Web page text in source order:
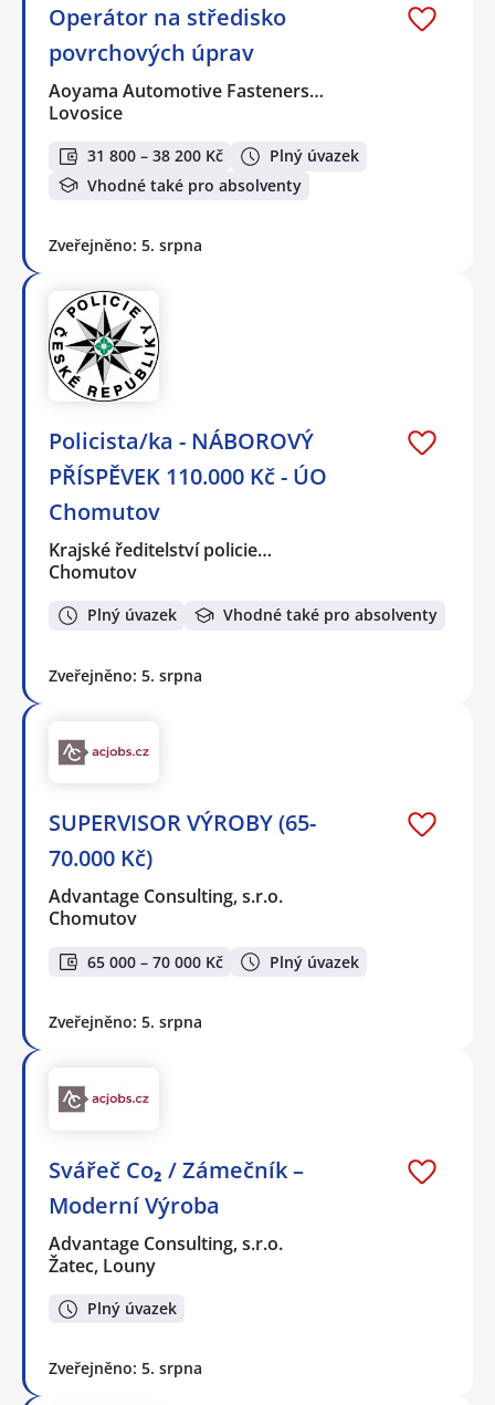
Operátor na středisko
povrchových úprav
Aoyama Automotive Fasteners…
Lovosice
31 800 – 38 200 Kč
Plný úvazek
Vhodné také pro absolventy
Zveřejněno: 5. srpna
Policista/ka - NÁBOROVÝ
PŘÍSPĚVEK 110.000 Kč - ÚO
Chomutov
Krajské ředitelství policie…
Chomutov
Plný úvazek Vhodné také pro absolventy
Zveřejněno: 5. srpna
SUPERVISOR VÝROBY (65-
70.000 Kč)
Advantage Consulting, s.r.o.
Chomutov
65 000 – 70 000 Kč Plný úvazek
Zveřejněno: 5. srpna
Svářeč Co₂ / Zámečník –
Moderní Výroba
Advantage Consulting, s.r.o.
Žatec, Louny
Plný úvazek
Zveřejněno: 5. srpna